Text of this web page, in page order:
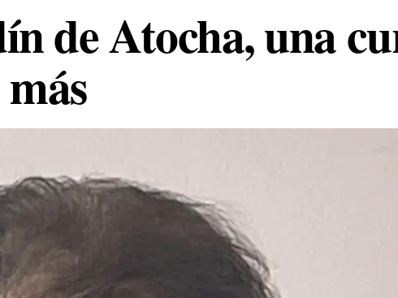
de Atocha, una